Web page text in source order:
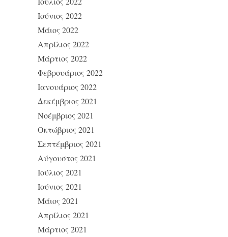
Ιούνιος 2022
Μάιος 2022
Απρίλιος 2022
Μάρτιος 2022
Φεβρουάριος 2022
Ιανουάριος 2022
Δεκέμβριος 2021
Νοέμβριος 2021
Οκτώβριος 2021
Σεπτέμβριος 2021
Αύγουστος 2021
Ιούλιος 2021
Ιούνιος 2021
Μάιος 2021
Απρίλιος 2021
Μάρτιος 2021